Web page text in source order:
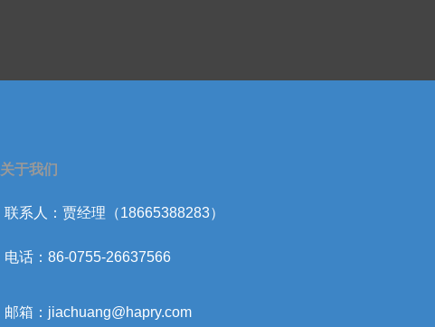
联系人：贾经理（18665388283）
电话：86-0755-26637566
邮箱：jiachuang@hapry.com
关于我们